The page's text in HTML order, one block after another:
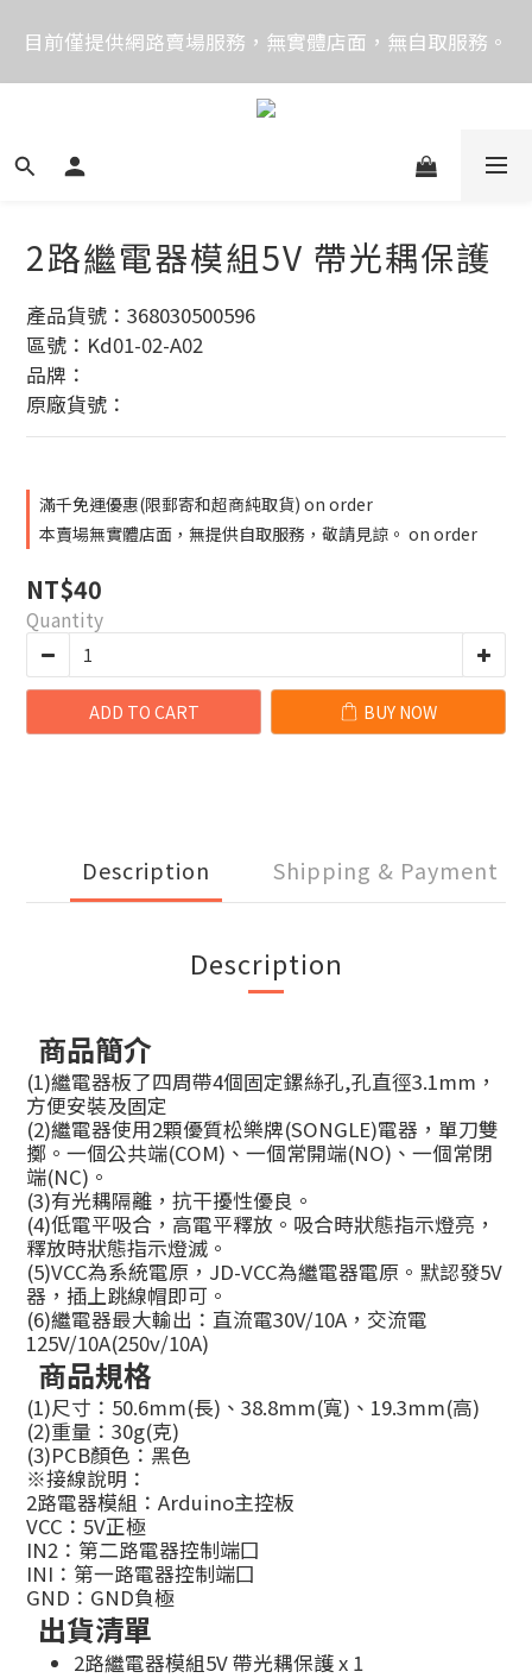
價格均含稅，下單享優惠！歡迎大量採購，由專人提供
專案報價。
目前僅提供網路賣場服務，無實體店面，無自取服務。
目前電話系統異常，暫時無法正常接聽來電，請改播
2路繼電器模組5V 帶光耦保護
產品貨號：368030500596
區號：Kd01-02-A02
品牌：
原廠貨號：
滿千免運優惠(限郵寄和超商純取貨) on order
本賣場無實體店面，無提供自取服務，敬請見諒。 on order
NT$40
Quantity
ADD TO CART BUY NOW
Description Shipping & Payment
Description
商品簡介
(1)繼電器板了四周帶4個固定鏍絲孔,孔直徑3.1mm，
方便安裝及固定
(2)繼電器使用2顆優質松樂牌(SONGLE)電器，單刀雙
擲。一個公共端(COM)、一個常開端(NO)、一個常閉
端(NC)。
(3)有光耦隔離，抗干擾性優良。
(4)低電平吸合，高電平釋放。吸合時狀態指示燈亮，
釋放時狀態指示燈滅。
(5)VCC為系統電原，JD-VCC為繼電器電原。默認發5V
器，插上跳線帽即可。
(6)繼電器最大輸出：直流電30V/10A，交流電
125V/10A(250v/10A)
商品規格
(1)尺寸：50.6mm(長)、38.8mm(寬)、19.3mm(高)
(2)重量：30g(克)
(3)PCB顏色：黑色
※接線說明：
2路電器模組：Arduino主控板
VCC：5V正極
IN2：第二路電器控制端囗
INI：第一路電器控制端囗
GND：GND負極
出貨清單
2路繼電器模組5V 帶光耦保護 x 1